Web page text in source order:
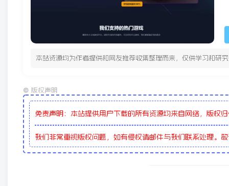
本站资源均为作者提供和网友推荐收集整理而来，仅供学习和研
© 版权声明
免责声明：本站提供用户下载的所有资源均来自网络，版权
我们非常重视版权问题，如有侵权请邮件与我们联系处理。